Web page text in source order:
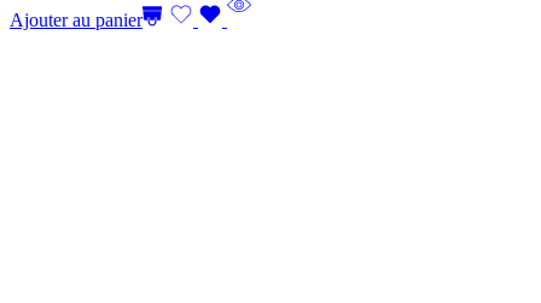
Ajouter au panier